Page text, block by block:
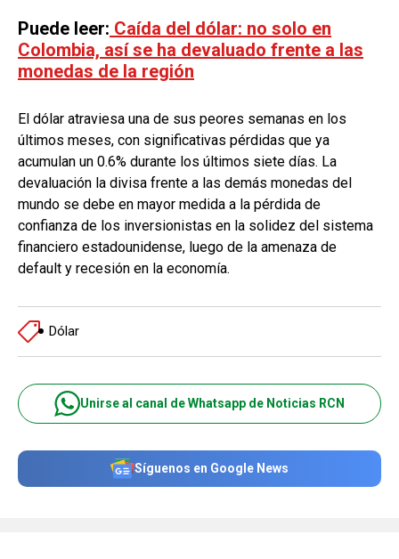
Puede leer: Caída del dólar: no solo en
Colombia, así se ha devaluado frente a las
monedas de la región
El dólar atraviesa una de sus peores semanas en los
últimos meses, con significativas pérdidas que ya
acumulan un 0.6% durante los últimos siete días. La
devaluación la divisa frente a las demás monedas del
mundo se debe en mayor medida a la pérdida de
confianza de los inversionistas en la solidez del sistema
financiero estadounidense, luego de la amenaza de
default y recesión en la economía.
Dólar
Unirse al canal de Whatsapp de Noticias RCN
Síguenos en Google News